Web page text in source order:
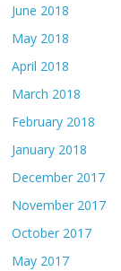
June 2018
May 2018
April 2018
March 2018
February 2018
January 2018
December 2017
November 2017
October 2017
May 2017